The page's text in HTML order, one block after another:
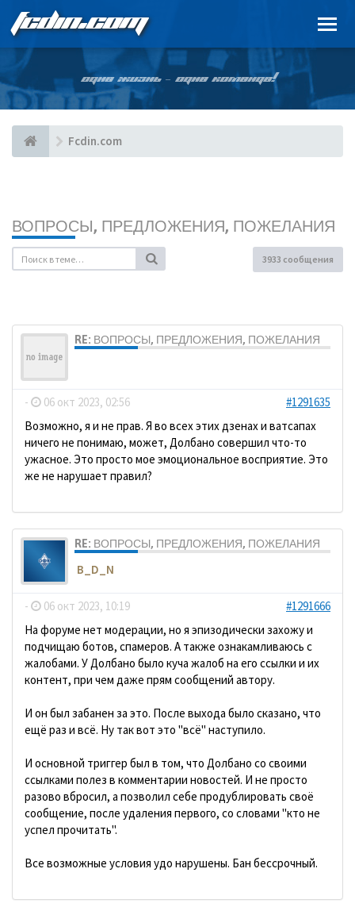
FCDIN.COM
ОДНА ЖИЗНЬ – ОДНА КОМАНДА!
Fcdin.com
ВОПРОСЫ, ПРЕДЛОЖЕНИЯ, ПОЖЕЛАНИЯ
3933 сообщения
RE: ВОПРОСЫ, ПРЕДЛОЖЕНИЯ, ПОЖЕЛАНИЯ
- 06 окт 2023, 02:56
#1291635
Возможно, я и не прав. Я во всех этих дзенах и ватсапах
ничего не понимаю, может, Долбано совершил что-то
ужасное. Это просто мое эмоциональное восприятие. Это
же не нарушает правил?
RE: ВОПРОСЫ, ПРЕДЛОЖЕНИЯ, ПОЖЕЛАНИЯ
B_D_N
- 06 окт 2023, 10:19
#1291666
На форуме нет модерации, но я эпизодически захожу и
подчищаю ботов, спамеров. А также ознакамливаюсь с
жалобами. У Долбано было куча жалоб на его ссылки и их
контент, при чем даже прям сообщений автору.
И он был забанен за это. После выхода было сказано, что
ещё раз и всё. Ну так вот это "всё" наступило.
И основной триггер был в том, что Долбано со своими
ссылками полез в комментарии новостей. И не просто
разово вбросил, а позволил себе продублировать своё
сообщение, после удаления первого, со словами "кто не
успел прочитать".
Все возможные условия удо нарушены. Бан бессрочный.